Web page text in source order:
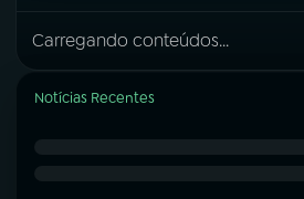
Carregando conteúdos...
Notícias Recentes